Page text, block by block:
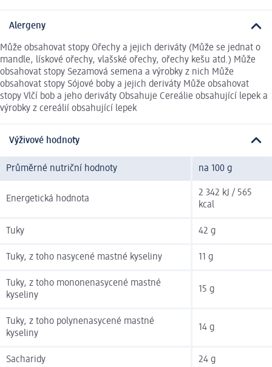
Alergeny
Může obsahovat stopy Ořechy a jejich deriváty (Může se jednat o
mandle, lískové ořechy, vlašské ořechy, ořechy kešu atd.) Může
obsahovat stopy Sezamová semena a výrobky z nich Může
obsahovat stopy Sójové boby a jejich deriváty Může obsahovat
stopy Vlčí bob a jeho deriváty Obsahuje Cereálie obsahující lepek a
výrobky z cereálií obsahující lepek
Výživové hodnoty
Průměrné nutriční hodnoty na 100 g
Energetická hodnota
2 342 kJ / 565
kcal
Tuky 42 g
Tuky, z toho nasycené mastné kyseliny 11 g
Tuky, z toho mononenasycené mastné
kyseliny
15 g
Tuky, z toho polynenasycené mastné
kyseliny
14 g
Sacharidy 24 g